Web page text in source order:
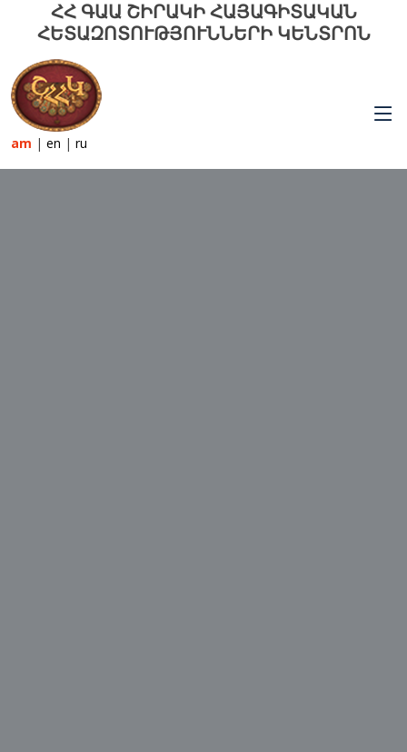
ՀՀ ԳԱԱ ՇԻՐԱԿԻ ՀԱՅԱԳԻՏԱԿԱՆ
ՀԵՏԱԶՈՏՈՒԹՅՈՒՆՆԵՐԻ ԿԵՆՏՐՈՆ
am | en | ru